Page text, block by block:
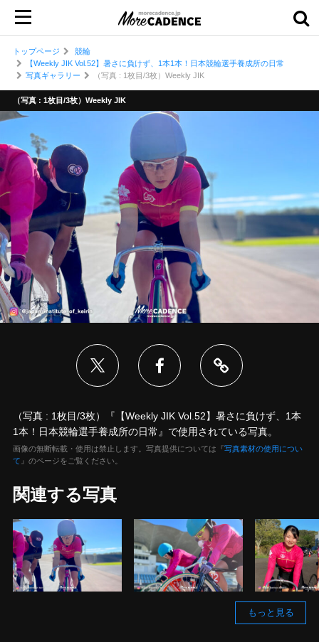
トップページ
競輪
【Weekly JIK Vol.52】暑さに負けず、1本1本！日本競輪選手養成所の日常
写真ギャラリー
（写真 : 1枚目/3枚）Weekly JIK
（写真 : 1枚目/3枚）Weekly JIK
（写真 : 1枚目/3枚）『【Weekly JIK Vol.52】暑さに負けず、1本
1本！日本競輪選手養成所の日常』で使用されている写真。
画像の無断転載・使用は禁止します。写真提供については『写真素材の使用につい
て 』のページをご覧ください。
関連する写真
もっと見る